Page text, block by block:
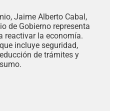
Jaime Alberto Cabal,
de Gobierno representa
reactivar la economía.
incluye seguridad,
de trámites y